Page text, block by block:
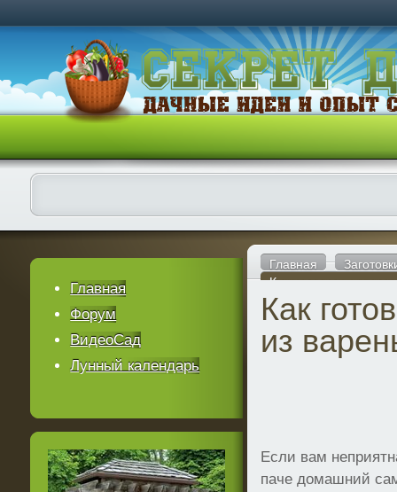
Главная
Как готовится
Как
из
Если вам
паче домашний
Главная
Форум
ВидеоСад
Лунный календарь